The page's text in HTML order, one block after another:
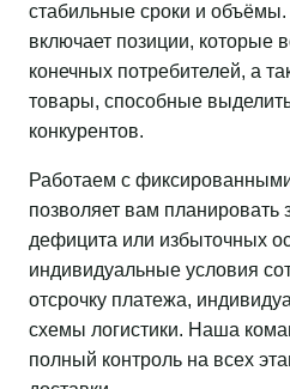
стабильные сроки и
включает позиции, которые
конечных потребителей, а
товары, способные
конкурентов.
Работаем с
позволяет вам планировать
дефицита или избыточных
индивидуальные условия
отсрочку платежа,
схемы логистики. Наша
полный контроль на всех